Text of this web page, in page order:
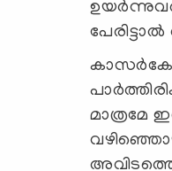
മാത്രമേ